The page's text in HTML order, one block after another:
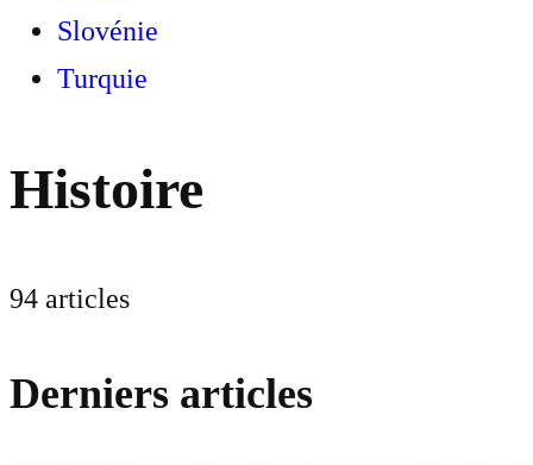
Slovénie
Turquie
Histoire
94 articles
Derniers articles